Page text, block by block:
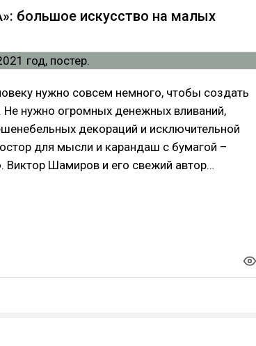
большое искусство на малых
нужно совсем немного, чтобы создать
Не нужно огромных денежных вливаний,
декораций и исключительной
для мысли и карандаш с бумагой –
Виктор Шамиров и его свежий автор…